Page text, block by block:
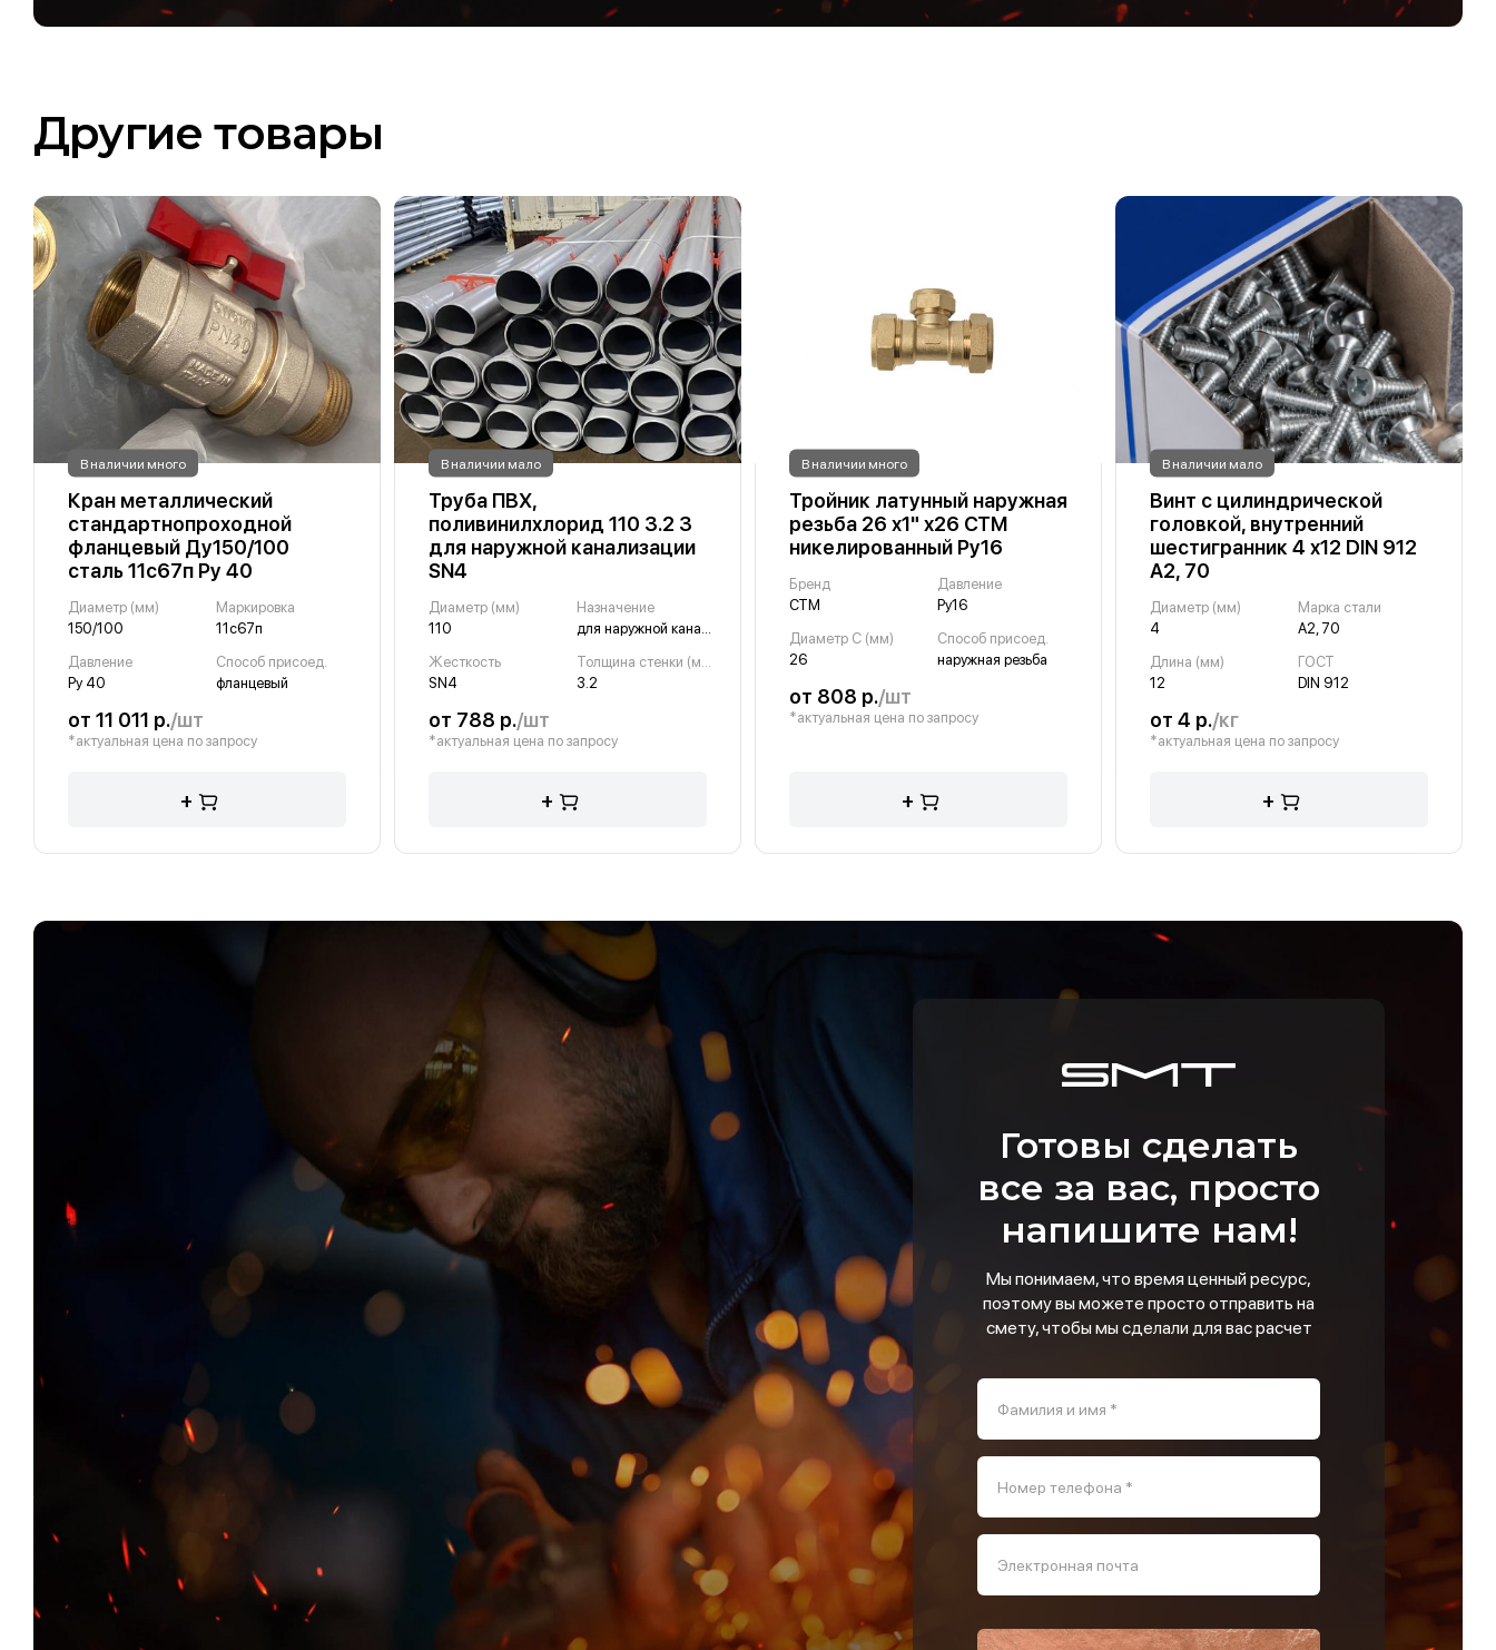
Другие товары
В наличии много
Кран металлический
стандартнопроходной
фланцевый Ду150/100
сталь 11с67п Ру 40
Диаметр (мм)
150/100
Маркировка
11с67п
Давление
Ру 40
Способ присоед.
фланцевый
от 11 011 р./шт
*актуальная цена по запросу
+
В наличии мало
Труба ПВХ,
поливинилхлорид 110 3.2 3
для наружной канализации
SN4
Диаметр (мм)
110
Назначение
для наружной канализации
Жесткость
SN4
Толщина стенки (мм)
3.2
от 788 р./шт
*актуальная цена по запросу
+
В наличии много
Тройник латунный наружная
резьба 26 х1" х26 СТМ
никелированный Ру16
Бренд
СТМ
Давление
Ру16
Диаметр С (мм)
26
Способ присоед.
наружная резьба
от 808 р./шт
*актуальная цена по запросу
+
В наличии мало
Винт с цилиндрической
головкой, внутренний
шестигранник 4 х12 DIN 912
А2, 70
Диаметр (мм)
4
Марка стали
А2, 70
Длина (мм)
12
ГОСТ
DIN 912
от 4 р./кг
*актуальная цена по запросу
+
Готовы сделать
все за вас, просто
напишите нам!
Мы понимаем, что время ценный ресурс,
поэтому вы можете просто отправить на
смету, чтобы мы сделали для вас расчет
Фамилия и имя *
Номер телефона *
Электронная почта